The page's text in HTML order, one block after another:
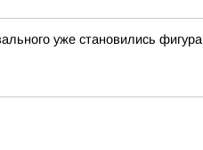
уже становились